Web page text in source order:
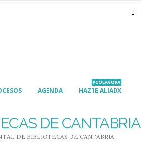
AGENDA HAZTE ALIADX
#COLAVORA
DE CANTABRIA
DE BIBLIOTECAS DE CANTABRIA